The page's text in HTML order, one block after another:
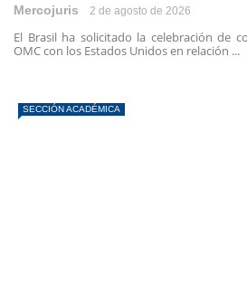
Mercojuris 2 de agosto de 2026
El Brasil ha solicitado la celebración de
OMC con los Estados Unidos en relación ...
SECCIÓN ACADÉMICA